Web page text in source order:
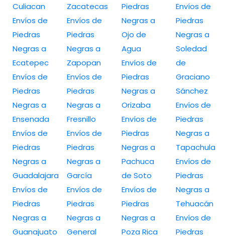
Culiacan
Envíos de
Piedras
Negras a
Ecatepec
Envíos de
Piedras
Negras a
Ensenada
Envíos de
Piedras
Negras a
Guadalajara
Envíos de
Piedras
Negras a
Guanajuato
Zacatecas
Envíos de
Piedras
Negras a
Zapopan
Envíos de
Piedras
Negras a
Fresnillo
Envíos de
Piedras
Negras a
García
Envíos de
Piedras
Negras a
General
Piedras
Negras a
Ojo de
Agua
Envíos de
Piedras
Negras a
Orizaba
Envíos de
Piedras
Negras a
Pachuca
de Soto
Envíos de
Piedras
Negras a
Poza Rica
Envíos de
Piedras
Negras a
Soledad
de
Graciano
Sánchez
Envíos de
Piedras
Negras a
Tapachula
Envíos de
Piedras
Negras a
Tehuacán
Envíos de
Piedras